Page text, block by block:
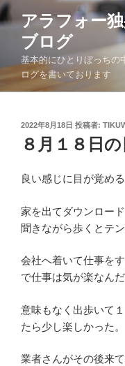
コ
ン
へ
アラフォー
ブログ
基本的にひとりぼっちの
ログを書いております
投
稿
日:
2022年8月18日 投稿者:
８月１８日
良い感じに目が覚める
家を出てダウンロー
聞きながら歩くとテ
会社へ着いて仕事を
で仕事は気が楽なん
意味もなく出歩いて
たら少し楽しかった。
業者さんがその後来